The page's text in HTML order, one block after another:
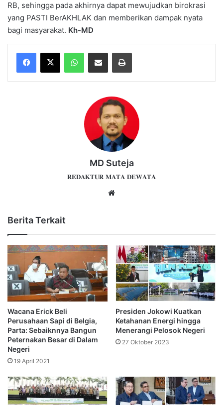
RB, sehingga pada akhirnya dapat mewujudkan birokrasi
yang PASTI BerAKHLAK dan memberikan dampak nyata
bagi masyarakat. Kh-MD
WhatsAppShare via Email Print
MD Suteja
𝐑𝐄𝐃𝐀𝐊𝐓𝐔𝐑 𝐌𝐀𝐓𝐀 𝐃𝐄𝐖𝐀𝐓𝐀
Berita Terkait
Wacana Erick Beli
Perusahaan Sapi di Belgia,
Parta: Sebaiknnya Bangun
Peternakan Besar di Dalam
Negeri
19 April 2021
Presiden Jokowi Kuatkan
Ketahanan Energi hingga
Menerangi Pelosok Negeri
27 Oktober 2023